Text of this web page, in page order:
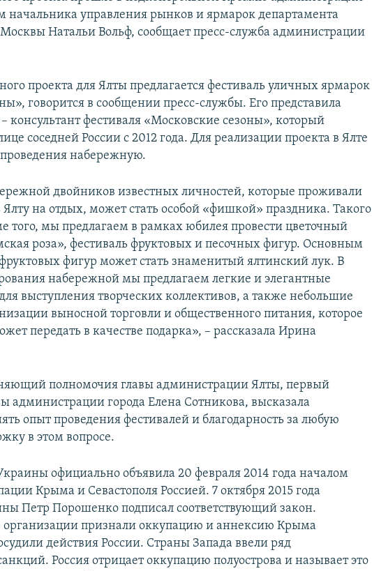
начальника управления рынков и ярмарок департамента
Москвы Натальи Вольф, сообщает пресс-служба администрации
проекта для Ялты предлагается фестиваль уличных ярмарок
говорится в сообщении пресс-службы. Его представила
консультант фестиваля «Московские сезоны», который
соседней России с 2012 года. Для реализации проекта в Ялте
набережную.
двойников известных личностей, которые проживали
на отдых, может стать особой «фишкой» праздника. Такого
того, мы предлагаем в рамках юбилея провести цветочный
роза», фестиваль фруктовых и песочных фигур. Основным
фигур может стать знаменитый ялтинский лук. В
набережной мы предлагаем легкие и элегантные
выступления творческих коллективов, а также небольшие
выносной торговли и общественного питания, которое
передать в качестве подарка», – рассказала Ирина
полномочия главы администрации Ялты, первый
администрации города Елена Сотникова, высказала
опыт проведения фестивалей и благодарность за любую
в этом вопросе.
официально объявила 20 февраля 2014 года началом
Крыма и Севастополя Россией. 7 октября 2015 года
Петр Порошенко подписал соответствующий закон.
признали оккупацию и аннексию Крыма
действия России. Страны Запада ввели ряд
Россия отрицает оккупацию полуострова и называет это